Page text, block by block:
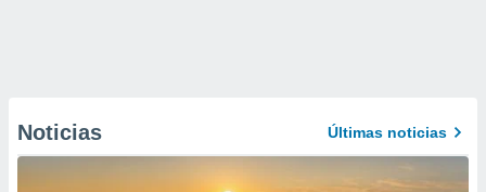
Noticias Últimas noticias